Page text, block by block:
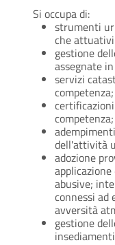
Si occupa di:
strumenti
che
gestione
assegnate
servizi
competenza;
competenza;
dell'attività
adozione
abusive;
connessi ad
avversità
gestione